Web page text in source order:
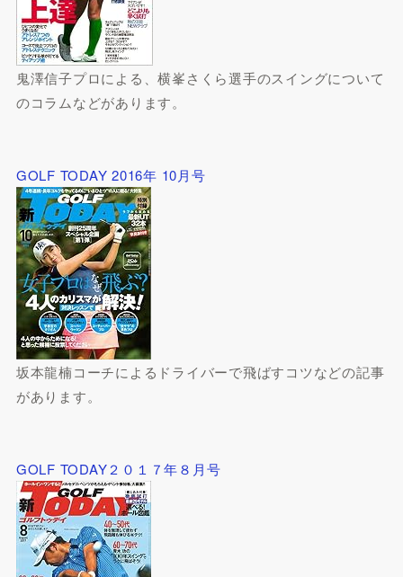
鬼澤信子プロによる、横峯さくら選手のスイングについて
のコラムなどがあります。
GOLF TODAY 2016年 10月号
坂本龍楠コーチによるドライバーで飛ばすコツなどの記事
があります。
GOLF TODAY２０１７年８月号